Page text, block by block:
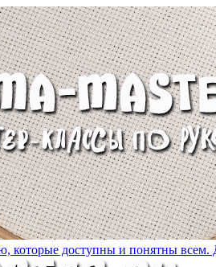
которые доступны и понятны